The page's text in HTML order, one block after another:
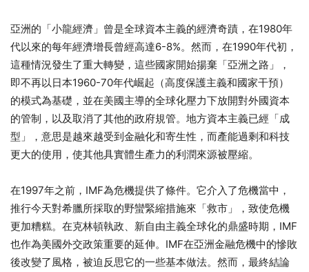
亞洲的「小龍經濟」曾是全球資本主義的經濟奇蹟，在1980年
代以來的每年經濟增長曾經高達6-8%。然而，在1990年代初，
這種情況發生了重大轉變，這些國家開始揚棄「亞洲之路」，
即不再以日本1960-70年代崛起（高度保護主義和國家干預）
的模式為基礎，並在美國主導的全球化壓力下放開對外國資本
的管制，以及取消了其他的政府規管。地方資本主義已經「成
型」，意思是越來越受到金融化和寄生性，而產能過剩和科技
更大的使用，使其他具實體生產力的利潤來源被壓縮。
在1997年之前，IMF為危機提供了條件。它介入了危機當中，
推行今天對希臘所採取的野蠻緊縮措施來「救市」，致使危機
更加糟糕。在克林頓執政、新自由主義全球化的鼎盛時期，IMF
也作為美國外交政策重要的延伸。IMF在亞洲金融危機中的慘敗
後改變了風格，被迫反思它的一些基本做法。然而，最終結論